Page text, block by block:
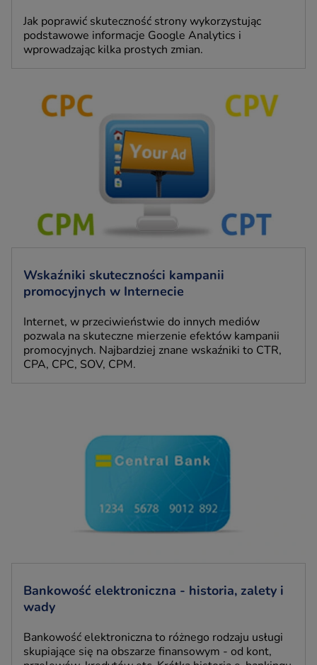
Jak poprawić skuteczność strony wykorzystując
podstawowe informacje Google Analytics i
wprowadzając kilka prostych zmian.
Wskaźniki skuteczności kampanii
promocyjnych w Internecie
Internet, w przeciwieństwie do innych mediów
pozwala na skuteczne mierzenie efektów kampanii
promocyjnych. Najbardziej znane wskaźniki to CTR,
CPA, CPC, SOV, CPM.
Bankowość elektroniczna - historia, zalety i
wady
Bankowość elektroniczna to różnego rodzaju usługi
skupiające się na obszarze finansowym - od kont,